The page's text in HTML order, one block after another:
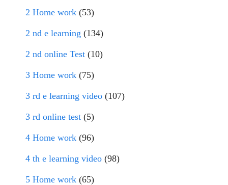
2 Home work (53)
2 nd e learning (134)
2 nd online Test (10)
3 Home work (75)
3 rd e learning video (107)
3 rd online test (5)
4 Home work (96)
4 th e learning video (98)
5 Home work (65)